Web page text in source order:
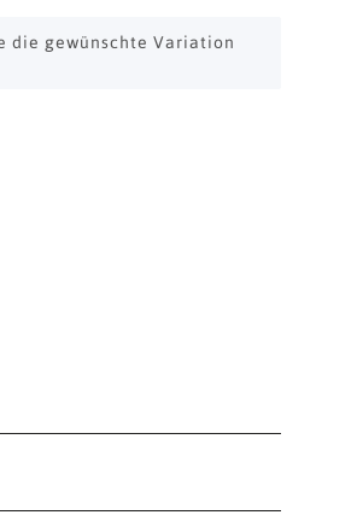
die gewünschte Variation